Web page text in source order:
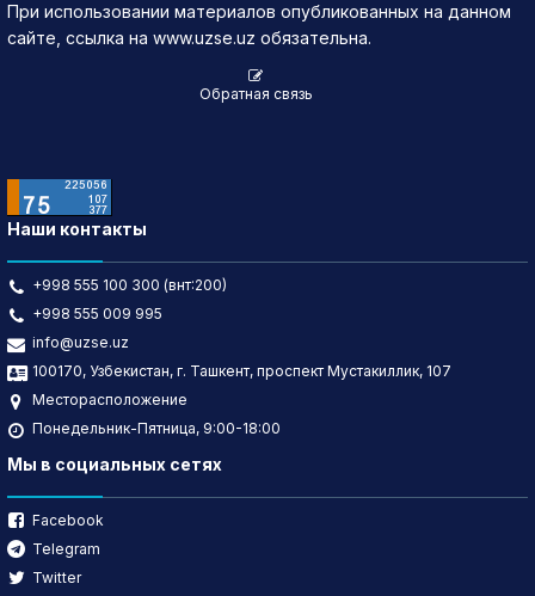
При использовании материалов опубликованных на данном
сайте, ссылка на www.uzse.uz обязательна.
Обратная связь
Наши контакты
+998 555 100 300 (внт:200)
+998 555 009 995
info@uzse.uz
100170, Узбекистан, г. Ташкент, проспект Мустакиллик, 107
Месторасположение
Понедельник-Пятница, 9:00-18:00
Мы в социальных сетях
Facebook
Telegram
Twitter